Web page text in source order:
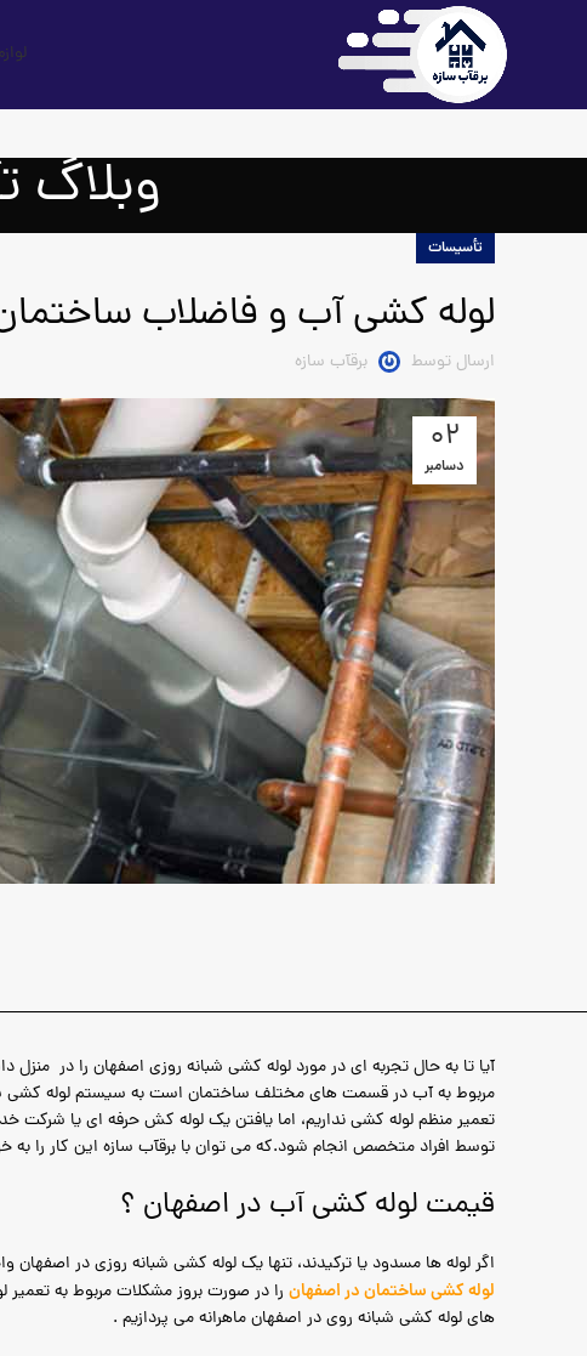
وبلاگ
تأسیسات
لوله کشی آب و فاضلاب
ارسال توسط برقآب سازه
02
دسامبر
آیا تا به حال تجربه ای در مورد لوله کشی شبانه روزی اصفهان را در
مربوط به آب در قسمت های مختلف ساختمان است به سیستم لوله کشی
تعمیر منظم لوله کشی نداریم، اما یافتن یک لوله کش حرفه ای یا شرکت
توسط افراد متخصص انجام شود.که می توان با برقآب سازه این کار را به
قیمت لوله کشی آب در اصفهان ؟
اگر لوله ها مسدود یا ترکیدند، تنها یک لوله کشی شبانه روزی در
لوله کشی ساختمان در اصفهان را در صورت بروز مشکلات مربوط به
های لوله کشی شبانه روی در اصفهان ماهرانه می پردازیم .